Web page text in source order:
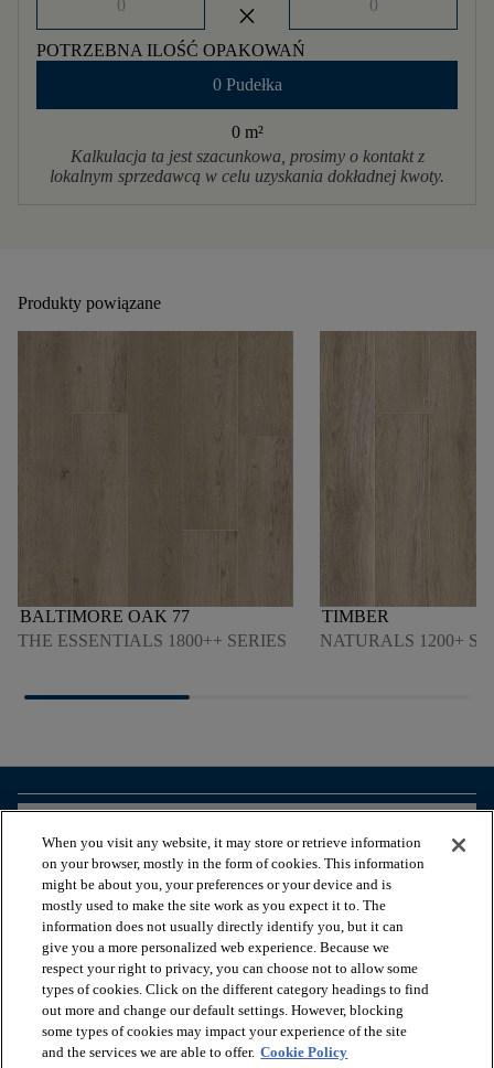
close
POTRZEBNA ILOŚĆ OPAKOWAŃ
0 Pudełka
0 m²
Kalkulacja ta jest szacunkowa, prosimy o kontakt z
lokalnym sprzedawcą w celu uzyskania dokładnej kwoty.
Produkty powiązane
BALTIMORE OAK 77
THE ESSENTIALS 1800++ SERIES
TIMBER
NATURALS 1200+
PRZEGLĄDAJ ZASOBY
NASZE USŁUGI
O NAS
When you visit any website, it may store or retrieve information
on your browser, mostly in the form of cookies. This information
might be about you, your preferences or your device and is
mostly used to make the site work as you expect it to. The
information does not usually directly identify you, but it can
give you a more personalized web experience. Because we
respect your right to privacy, you can choose not to allow some
types of cookies. Click on the different category headings to find
out more and change our default settings. However, blocking
some types of cookies may impact your experience of the site
and the services we are able to offer. Cookie Policy